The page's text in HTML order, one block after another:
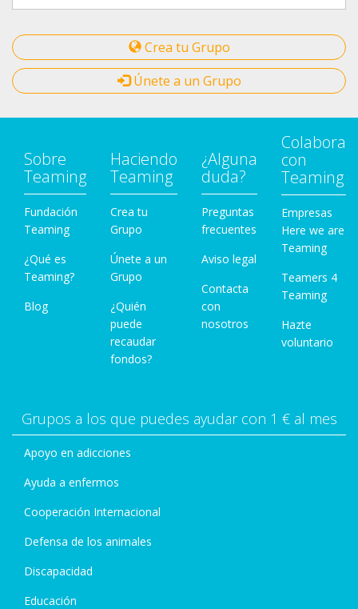
Crea tu Grupo
Únete a un Grupo
Sobre
Teaming
Fundación
Teaming
¿Qué es
Teaming?
Blog
Haciendo
Teaming
Crea tu
Grupo
Únete a un
Grupo
¿Quién
puede
recaudar
fondos?
¿Alguna
duda?
Preguntas
frecuentes
Aviso legal
Contacta
con
nosotros
Colabora
con
Teaming
Empresas
Here we are
Teaming
Teamers 4
Teaming
Hazte
voluntario
Grupos a los que puedes ayudar con 1 € al mes
Apoyo en adicciones
Ayuda a enfermos
Cooperación Internacional
Defensa de los animales
Discapacidad
Educación